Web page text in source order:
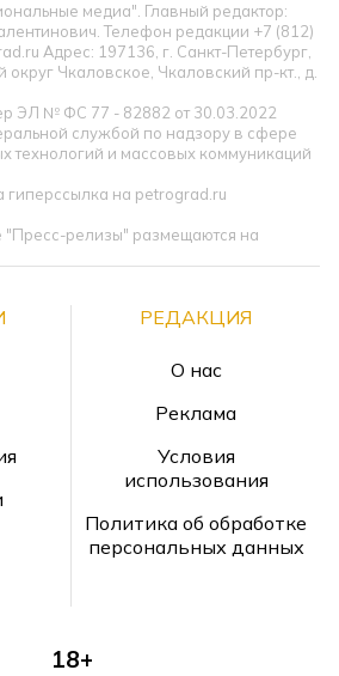
медиа". Главный редактор:
Телефон редакции +7 (812)
Адрес: 197136, г. Санкт-Петербург,
округ Чкаловское, Чкаловский пр-кт., д.
ЭЛ № ФС 77 - 82882 от 30.03.2022
службой по надзору в сфере
технологий и массовых коммуникаций
гиперссылка на petrograd.ru
"Пресс-релизы" размещаются на
РЕДАКЦИЯ
О нас
Реклама
Условия
использования
Политика об обработке
персональных данных
18+